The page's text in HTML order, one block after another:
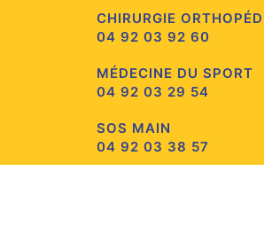
CHIRURGIE
04 92 03 92 60
MÉDECINE DU SPORT
04 92 03 29 54
SOS MAIN
04 92 03 38 57